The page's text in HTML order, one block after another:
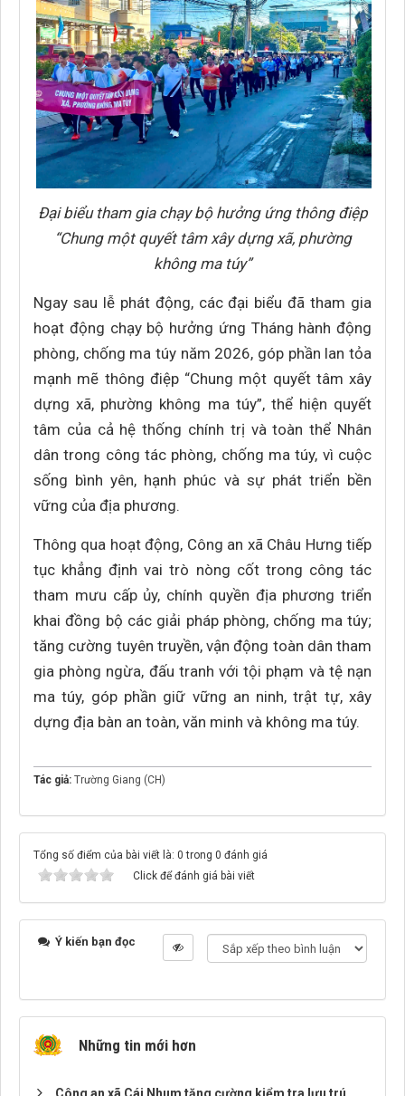
Đại biểu tham gia chạy bộ hưởng ứng thông điệp
“Chung một quyết tâm xây dựng xã, phường
không ma túy”
Ngay sau lễ phát động, các đại biểu đã tham gia
hoạt động chạy bộ hưởng ứng Tháng hành động
phòng, chống ma túy năm 2026, góp phần lan tỏa
mạnh mẽ thông điệp “Chung một quyết tâm xây
dựng xã, phường không ma túy”, thể hiện quyết
tâm của cả hệ thống chính trị và toàn thể Nhân
dân trong công tác phòng, chống ma túy, vì cuộc
sống bình yên, hạnh phúc và sự phát triển bền
vững của địa phương.
Thông qua hoạt động, Công an xã Châu Hưng tiếp
tục khẳng định vai trò nòng cốt trong công tác
tham mưu cấp ủy, chính quyền địa phương triển
khai đồng bộ các giải pháp phòng, chống ma túy;
tăng cường tuyên truyền, vận động toàn dân tham
gia phòng ngừa, đấu tranh với tội phạm và tệ nạn
ma túy, góp phần giữ vững an ninh, trật tự, xây
dựng địa bàn an toàn, văn minh và không ma túy.
Tác giả: Trường Giang (CH)
Tổng số điểm của bài viết là: 0 trong 0 đánh giá
Click để đánh giá bài viết
Ý kiến bạn đọc
Những tin mới hơn